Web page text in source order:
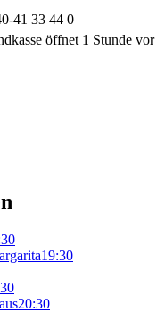
41 33 44 0
öffnet 1 Stunde vor
19:30
20:30